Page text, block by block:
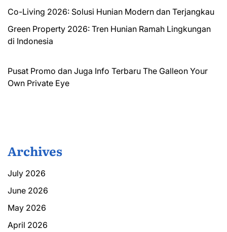
Co-Living 2026: Solusi Hunian Modern dan Terjangkau
Green Property 2026: Tren Hunian Ramah Lingkungan
di Indonesia
Pusat Promo dan Juga Info Terbaru The Galleon Your
Own Private Eye
Archives
July 2026
June 2026
May 2026
April 2026